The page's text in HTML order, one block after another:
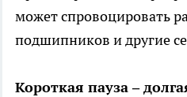
может спровоцировать
подшипников и другие
Короткая пауза –